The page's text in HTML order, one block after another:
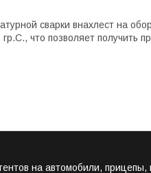
сварки внахлест на
что позволяет получить
на автомобили,